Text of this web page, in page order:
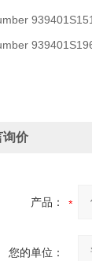
询价
产品：
您的单位：